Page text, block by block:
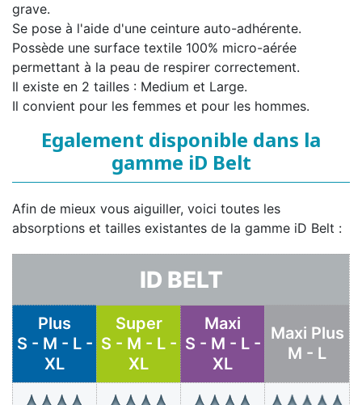
grave.
Se pose à l'aide d'une ceinture auto-adhérente.
Possède une surface textile 100% micro-aérée
permettant à la peau de respirer correctement.
Il existe en 2 tailles : Medium et Large.
Il convient pour les femmes et pour les hommes.
Egalement disponible dans la
gamme iD Belt
Afin de mieux vous aiguiller, voici toutes les
absorptions et tailles existantes de la gamme iD Belt :
ID BELT
Plus
S - M - L -
XL
Super
S - M - L -
XL
Maxi
S - M - L -
XL
Maxi Plus
M - L